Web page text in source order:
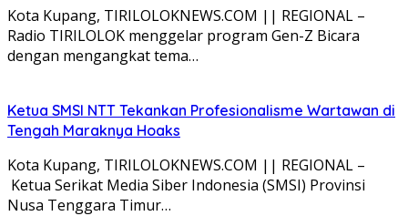
Kota Kupang, TIRILOLOKNEWS.COM || REGIONAL –
Radio TIRILOLOK menggelar program Gen-Z Bicara
dengan mengangkat tema…
Ketua SMSI NTT Tekankan Profesionalisme Wartawan di
Tengah Maraknya Hoaks
Kota Kupang, TIRILOLOKNEWS.COM || REGIONAL –
Ketua Serikat Media Siber Indonesia (SMSI) Provinsi
Nusa Tenggara Timur…